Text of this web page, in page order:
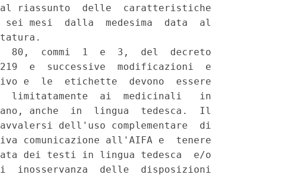
al riassunto  delle  caratteristiche
mesi  dalla  medesima  data  al
80,  commi  1  e  3,  del  decreto
e  successive  modificazioni  e
e  le  etichette  devono  essere
ai  medicinali   in
anche  in  lingua  tedesca.  Il
dell'uso complementare  di
comunicazione all'AIFA e  tenere
dei testi in lingua tedesca  e/o
inosservanza  delle  disposizioni